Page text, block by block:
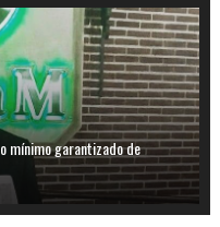
mínimo garantizado de